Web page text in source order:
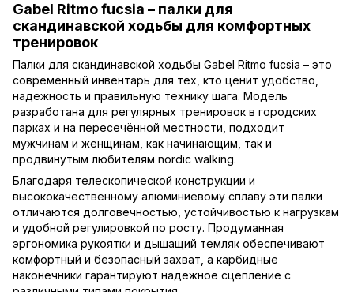
Gabel Ritmo fucsia – палки для
скандинавской ходьбы для комфортных
тренировок
Палки для скандинавской ходьбы Gabel Ritmo fucsia – это
современный инвентарь для тех, кто ценит удобство,
надежность и правильную технику шага. Модель
разработана для регулярных тренировок в городских
парках и на пересечённой местности, подходит
мужчинам и женщинам, как начинающим, так и
продвинутым любителям nordic walking.
Благодаря телескопической конструкции и
высококачественному алюминиевому сплаву эти палки
отличаются долговечностью, устойчивостью к нагрузкам
и удобной регулировкой по росту. Продуманная
эргономика рукоятки и дышащий темляк обеспечивают
комфортный и безопасный захват, а карбидные
наконечники гарантируют надежное сцепление с